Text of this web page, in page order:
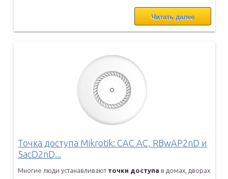
Читать далее
Точка доступа Mikrotik: CAC AC, RBwAP2nD и
5acD2nD...
Многие люди устанавливают точки доступа в домах, дворах